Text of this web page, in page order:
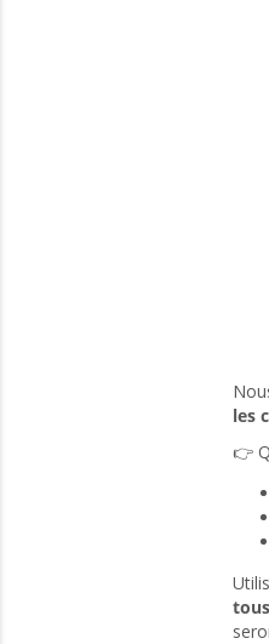
les
👉